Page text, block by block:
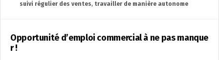
suivi régulier des ventes, travailler de manière autonome
Opportunité d’emploi commercial à ne pas manque
r !